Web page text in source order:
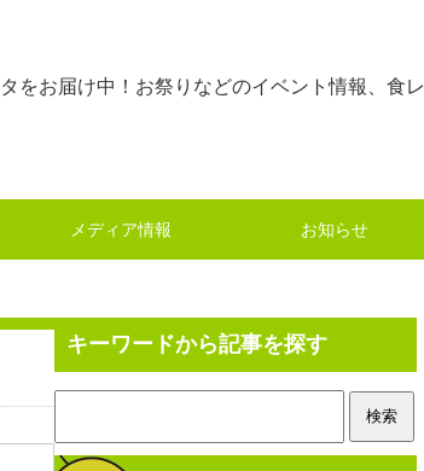
をお届け中！お祭りなどのイベント情報、食レ
メディア情報 お知らせ
キーワードから記事を探す